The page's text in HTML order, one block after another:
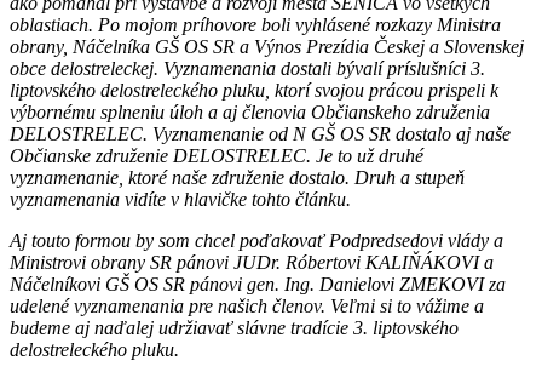
oblastiach. Po mojom príhovore boli vyhlásené rozkazy Ministra
obrany, Náčelníka GŠ OS SR a Výnos Prezídia Českej a Slovenskej
obce delostreleckej. Vyznamenania dostali bývalí príslušníci 3.
liptovského delostreleckého pluku, ktorí svojou prácou prispeli k
výbornému splneniu úloh a aj členovia Občianskeho združenia
DELOSTRELEC. Vyznamenanie od N GŠ OS SR dostalo aj naše
Občianske združenie DELOSTRELEC. Je to už druhé
vyznamenanie, ktoré naše združenie dostalo. Druh a stupeň
vyznamenania vidíte v hlavičke tohto článku.
Aj touto formou by som chcel poďakovať Podpredsedovi vlády a
Ministrovi obrany SR pánovi JUDr. Róbertovi KALIŇÁKOVI a
Náčelníkovi GŠ OS SR pánovi gen. Ing. Danielovi ZMEKOVI za
udelené vyznamenania pre našich členov. Veľmi si to vážime a
budeme aj naďalej udržiavať slávne tradície 3. liptovského
delostreleckého pluku.